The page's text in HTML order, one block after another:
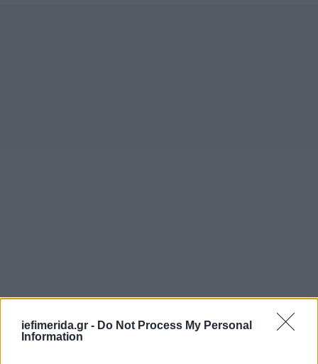
iefimerida.gr - Do Not Process My Personal
Information